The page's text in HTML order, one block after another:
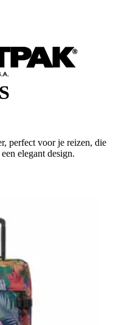
perfect voor je reizen, die
elegant design.